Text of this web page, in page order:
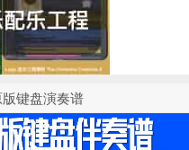
键盘演奏谱